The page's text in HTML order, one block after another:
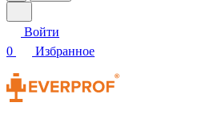
Войти
0
Избранное